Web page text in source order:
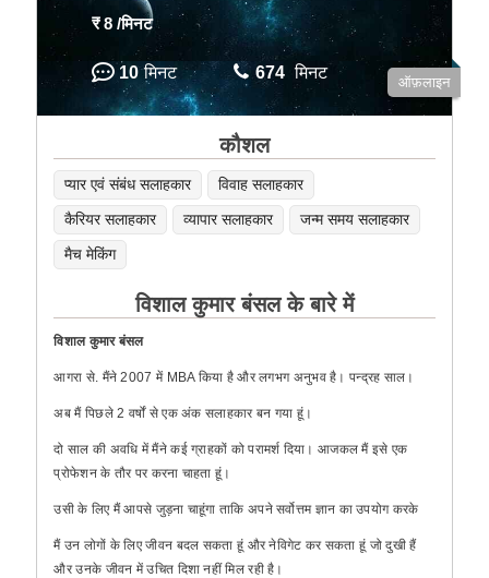
₹ 8/मिनट
10 मिनट 674 मिनट
ऑफ़लाइन
कौशल
प्यार एवं संबंध सलाहकार
विवाह सलाहकार
कैरियर सलाहकार
व्यापार सलाहकार
जन्म समय सलाहकार
मैच मेकिंग
विशाल कुमार बंसल के बारे में
विशाल कुमार बंसल
आगरा से. मैंने 2007 में MBA किया है और लगभग अनुभव है। पन्द्रह साल।
अब मैं पिछले 2 वर्षों से एक अंक सलाहकार बन गया हूं।
दो साल की अवधि में मैंने कई ग्राहकों को परामर्श दिया। आजकल मैं इसे एक
प्रोफेशन के तौर पर करना चाहता हूं।
उसी के लिए मैं आपसे जुड़ना चाहूंगा ताकि अपने सर्वोत्तम ज्ञान का उपयोग करके
मैं उन लोगों के लिए जीवन बदल सकता हूं और नेविगेट कर सकता हूं जो दुखी हैं
और उनके जीवन में उचित दिशा नहीं मिल रही है।